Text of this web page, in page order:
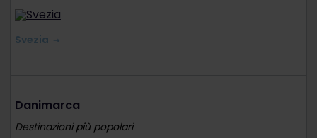
Svezia
Danimarca
Destinazioni più popolari